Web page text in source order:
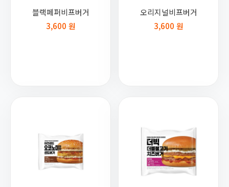
블랙페퍼비프버거
3,600 원
오리지널비프버거
3,600 원